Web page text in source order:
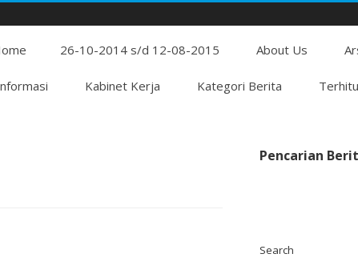
to
26-10-2014 s/d 12-08-2015 About Us
Kabinet Kerja Kategori Berita
Pencarian
Search